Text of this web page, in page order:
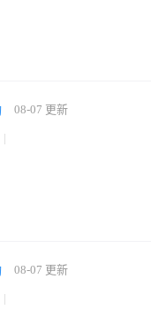
08-07 更新
08-07 更新